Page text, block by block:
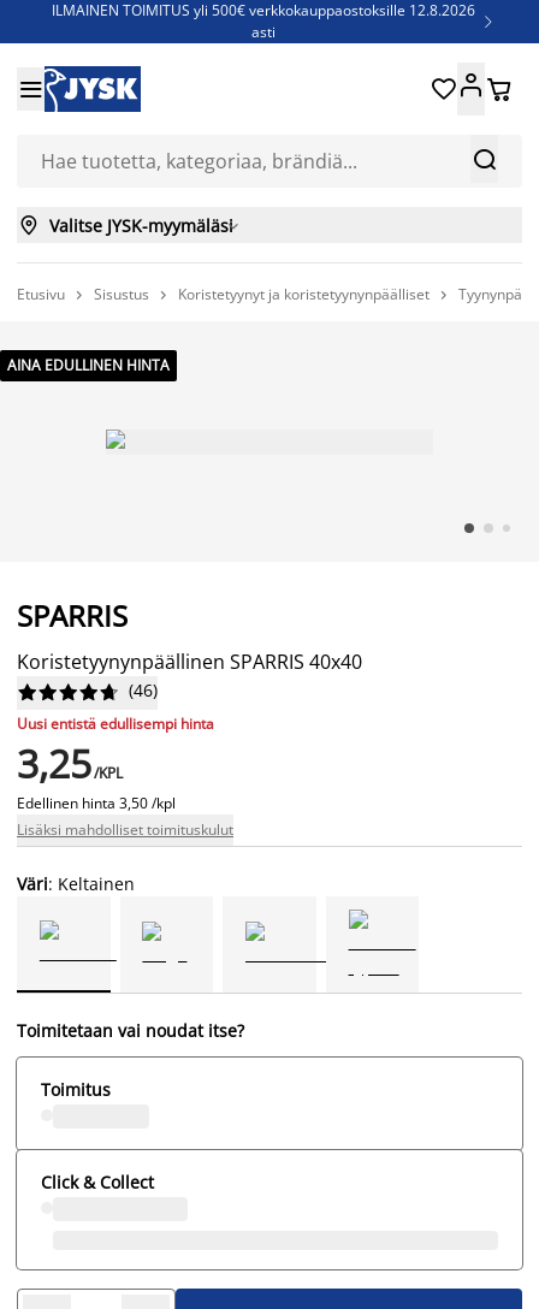
ILMAINEN TOIMITUS yli 500€ verkkokauppaostoksille 12.8.2026
asti

Jenkkisänkyjä - Säästä jopa 60%


 
 Valitse JYSK-myymäläsi
Etusivu  Sisustus  Koristetyynyt ja koristetyynynpäälliset 
AINA EDULLINEN HINTA
SPARRIS
Koristetyynynpäällinen SPARRIS 40x40





 (46)
Uusi entistä edullisempi hinta
3,25/KPL
Edellinen hinta 3,50 /kpl
Lisäksi mahdolliset toimituskulut
Väri: Keltainen
Toimitetaan vai noudat itse?
Toimitus
Click & Collect